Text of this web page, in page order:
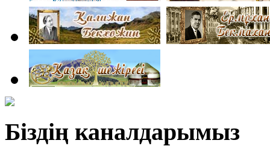
Біздің каналдарымыз